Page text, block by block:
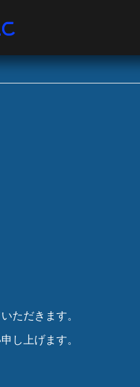
ただきます。
し上げます。